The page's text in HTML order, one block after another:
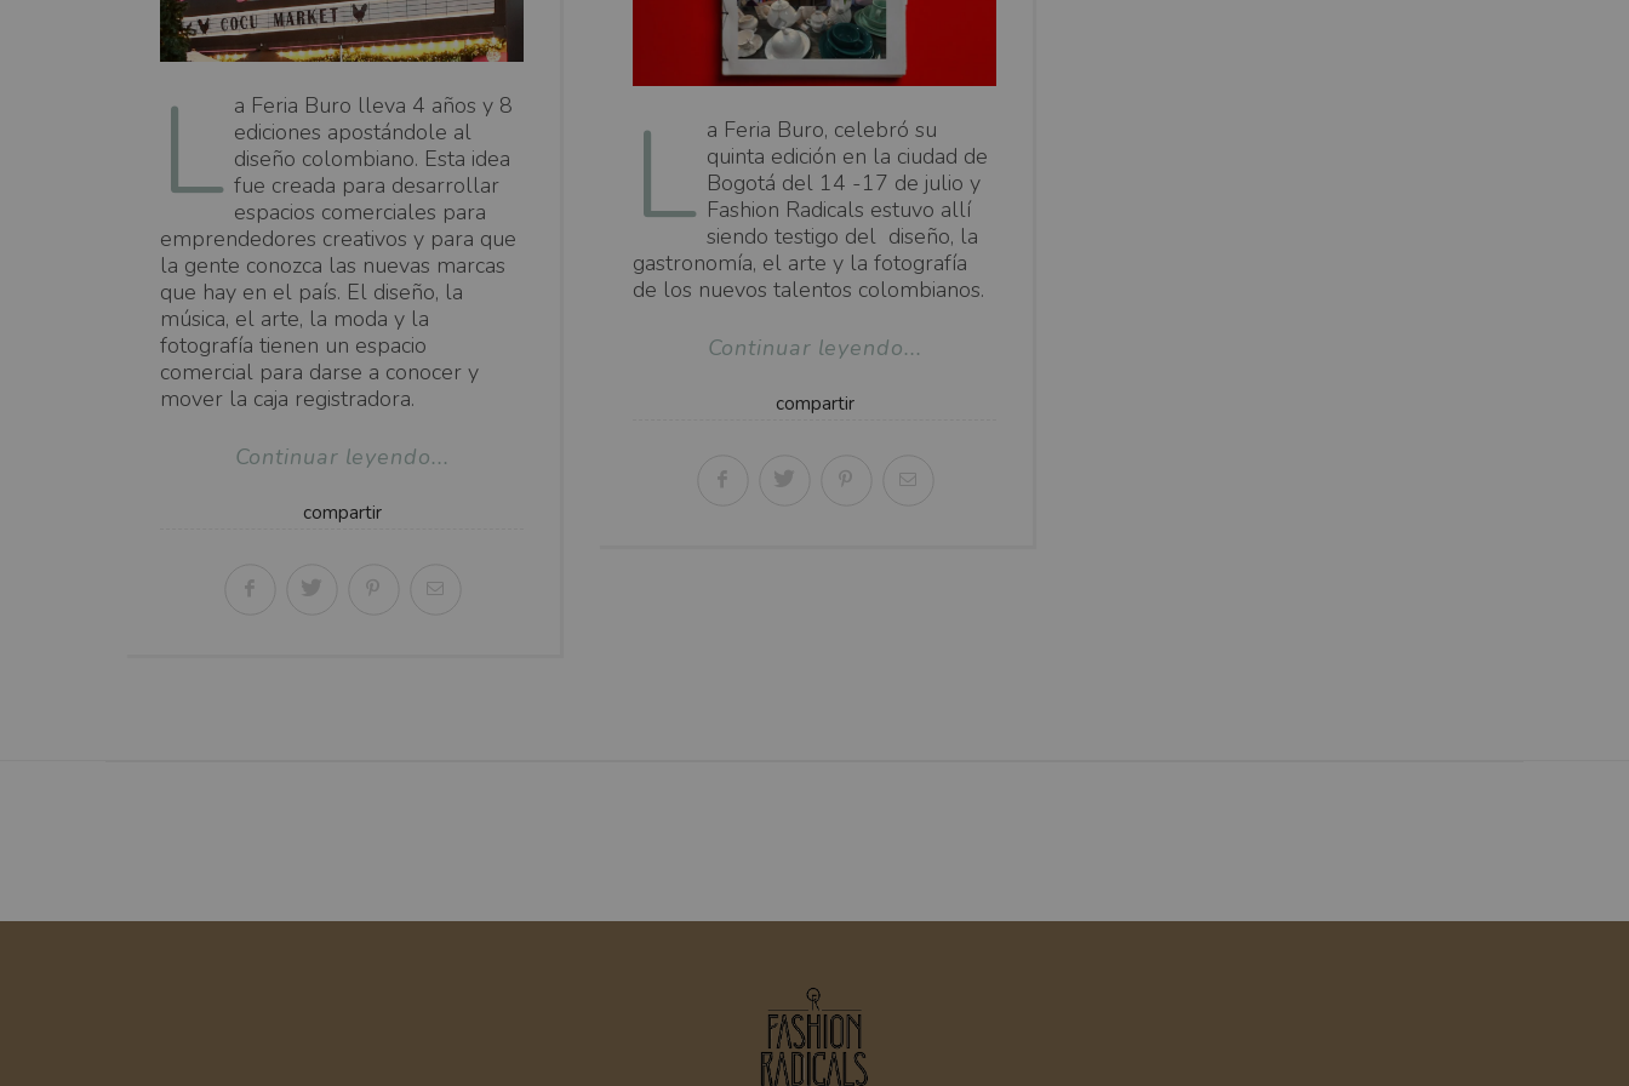
L a Feria Buro lleva 4 años y 8
ediciones apostándole al
diseño colombiano. Esta idea
fue creada para desarrollar
espacios comerciales para
emprendedores creativos y para que
la gente conozca las nuevas marcas
que hay en el país. El diseño, la
música, el arte, la moda y la
fotografía tienen un espacio
comercial para darse a conocer y
mover la caja registradora.
Continuar leyendo...
compartir
L a Feria Buro, celebró su
quinta edición en la ciudad de
Bogotá del 14 -17 de julio y
Fashion Radicals estuvo allí
siendo testigo del diseño, la
gastronomía, el arte y la fotografía
de los nuevos talentos colombianos.
Continuar leyendo...
compartir